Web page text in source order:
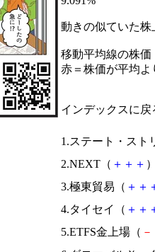
動きの似ていた
移動平均線の株価
赤＝株価が平均
インデックスに戻
1.ステート・スト
2.NEXT（ ＋ ＋ ＋
3.極東貿易（ ＋ ＋
4.タイセイ（ ＋ ＋
5.ETFS金上場（ －